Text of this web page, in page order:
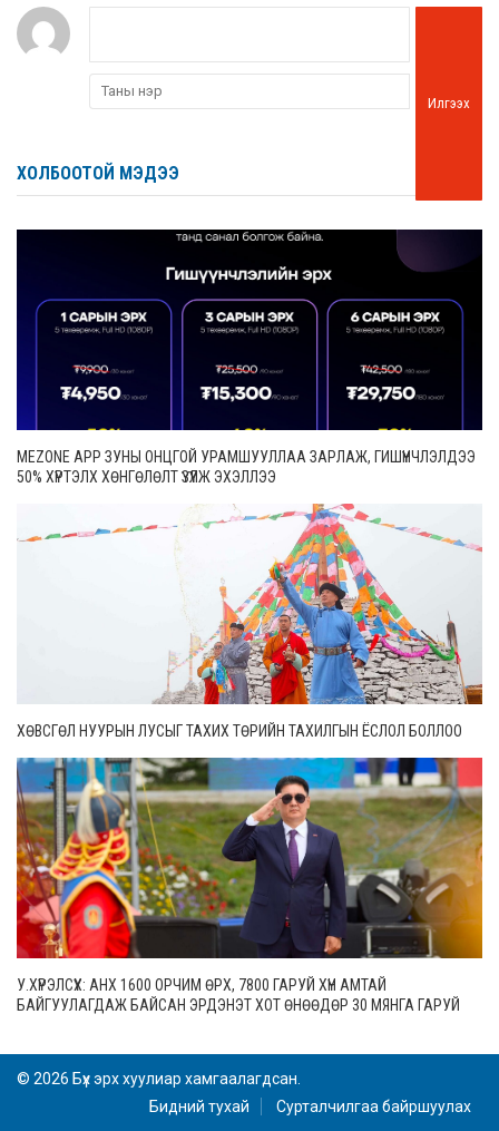
Илгээх
ХОЛБООТОЙ МЭДЭЭ
MEZONE APP ЗУНЫ ОНЦГОЙ УРАМШУУЛЛАА ЗАРЛАЖ, ГИШҮҮНЧЛЭЛДЭЭ
50% ХҮРТЭЛХ ХӨНГӨЛӨЛТ ҮЗҮҮЛЖ ЭХЭЛЛЭЭ
ХӨВСГӨЛ НУУРЫН ЛУСЫГ ТАХИХ ТӨРИЙН ТАХИЛГЫН ЁСЛОЛ БОЛЛОО
У.ХҮРЭЛСҮХ: АНХ 1600 ОРЧИМ ӨРХ, 7800 ГАРУЙ ХҮН АМТАЙ
БАЙГУУЛАГДАЖ БАЙСАН ЭРДЭНЭТ ХОТ ӨНӨӨДӨР 30 МЯНГА ГАРУЙ
© 2026 Бүх эрх хуулиар хамгаалагдсан.
Бидний тухай
Сурталчилгаа байршуулах